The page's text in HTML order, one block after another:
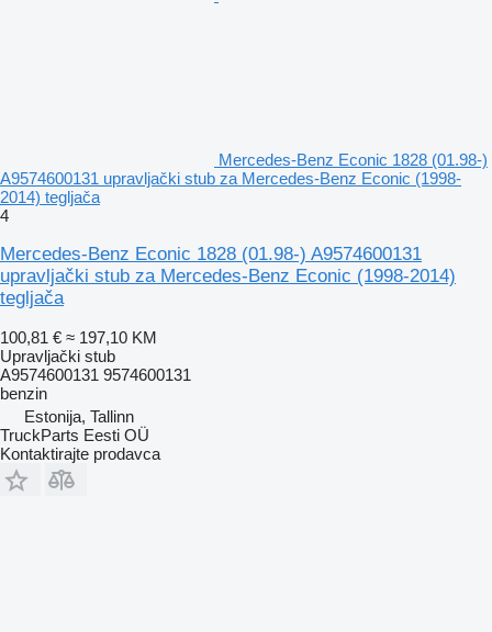
Mercedes-Benz Econic 1828 (01.98-)
A9574600131 upravljački stub za Mercedes-Benz Econic (1998-
2014) tegljača
4
Mercedes-Benz Econic 1828 (01.98-) A9574600131
upravljački stub za Mercedes-Benz Econic (1998-2014)
tegljača
100,81 € ≈ 197,10 KM
Upravljački stub
A9574600131 9574600131
benzin
Estonija, Tallinn
TruckParts Eesti OÜ
Kontaktirajte prodavca